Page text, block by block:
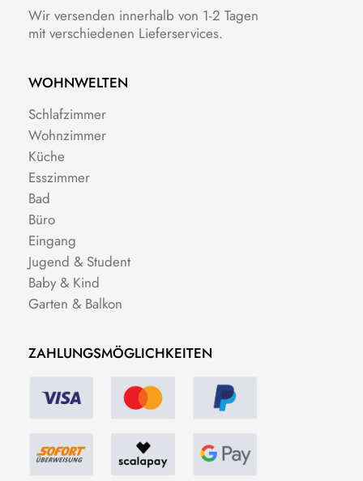
Wir versenden innerhalb von 1-2 Tagen
mit verschiedenen Lieferservices.
WOHNWELTEN
Schlafzimmer
Wohnzimmer
Küche
Esszimmer
Bad
Büro
Eingang
Jugend & Student
Baby & Kind
Garten & Balkon
ZAHLUNGSMÖGLICHKEITEN